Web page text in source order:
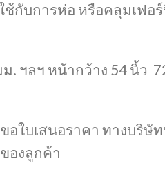
บการห่อ หรือคลุมเฟอร์
ม. ฯลฯ หน้ากว้าง 54 นิ้ว
ใบเสนอราคา ทางบริษั
องลูกค้า